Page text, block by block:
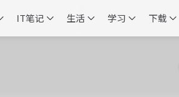
IT笔记 生活 学习 下载